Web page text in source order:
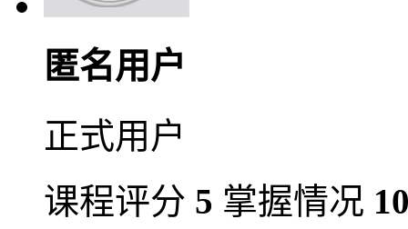
匿名用户
正式用户
课程评分 5 掌握情况